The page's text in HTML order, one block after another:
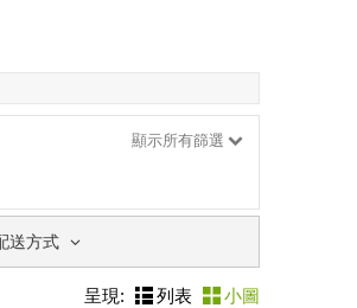
顯示所有篩選
送方式
呈現: 列表 小圖